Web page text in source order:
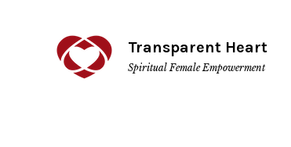
Transparent Heart
Spiritual Female Empowerment